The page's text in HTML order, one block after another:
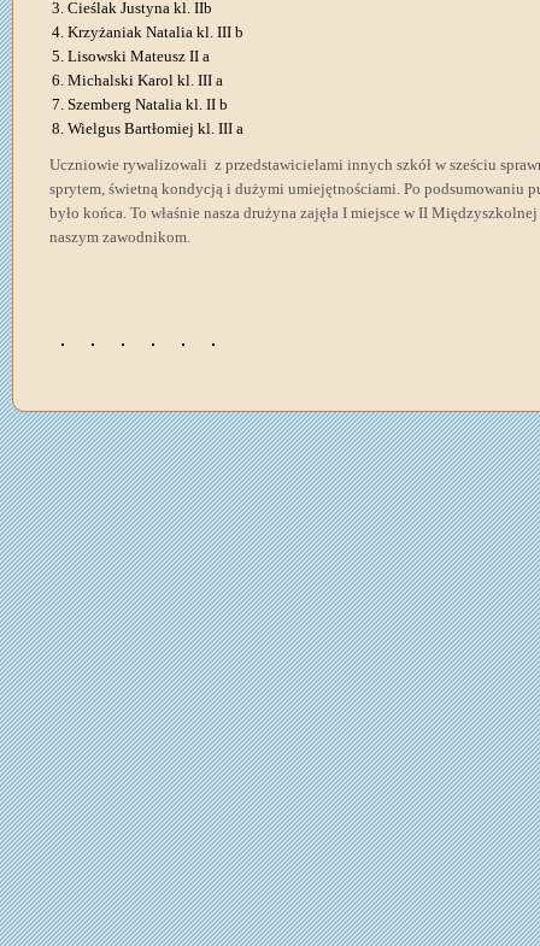
Cieślak Justyna kl. IIb
Krzyżaniak Natalia kl. III b
Lisowski Mateusz II a
Michalski Karol kl. III a
Szemberg Natalia kl. II b
Wielgus Bartłomiej kl. III a
Uczniowie rywalizowali z przedstawicielami innych szkół w sześciu
sprytem, świetną kondycją i dużymi umiejętnościami. Po podsumowaniu
było końca. To właśnie nasza drużyna zajęła I miejsce w II
naszym zawodnikom.